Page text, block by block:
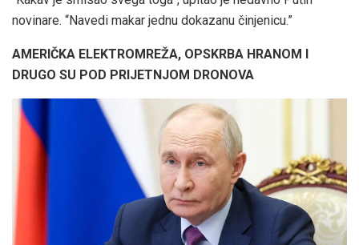
novinare. “Navedi makar jednu dokazanu činjenicu.”
AMERIČKA ELEKTROMREŽA, OPSKRBA HRANOM I
DRUGO SU POD PRIJETNJOM DRONOVA